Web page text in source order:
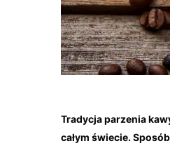
Tradycja parzenia
całym świecie.